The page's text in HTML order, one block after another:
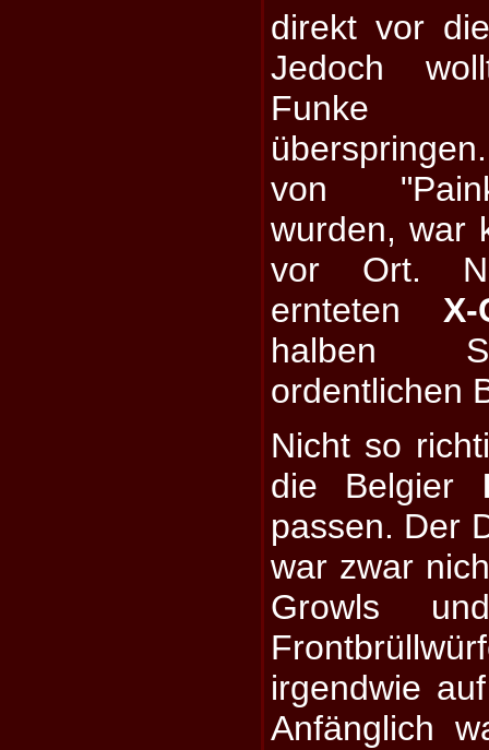
direkt vor
Jedoch
Funke
von
wurden, war
vor Ort.
ernteten X-
halben
ordentlichen
Nicht so
die Belgier
passen. Der
war zwar
Growls
irgendwie
Anfänglich